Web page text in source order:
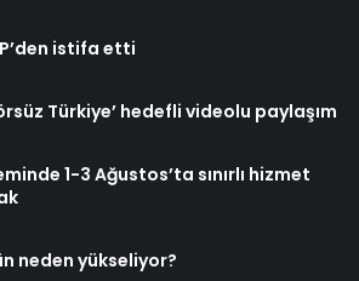
istifa etti
Türkiye’ hedefli videolu paylaşım
1-3 Ağustos’ta sınırlı hizmet
neden yükseliyor?